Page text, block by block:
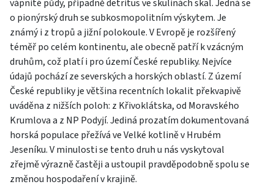
vápnité půdy, případně detritus ve skulinách skal. Jedná se
o pionýrský druh se subkosmopolitním výskytem. Je
známý i z tropů a jižní polokoule. V Evropě je rozšířený
téměř po celém kontinentu, ale obecně patří k vzácným
druhům, což platí i pro území České republiky. Nejvíce
údajů pochází ze severských a horských oblastí. Z území
České republiky je většina recentních lokalit překvapivě
uváděna z nižších poloh: z Křivoklátska, od Moravského
Krumlova a z NP Podyjí. Jediná prozatím dokumentovaná
horská populace přežívá ve Velké kotlině v Hrubém
Jeseníku. V minulosti se tento druh u nás vyskytoval
zřejmě výrazně častěji a ustoupil pravděpodobně spolu se
změnou hospodaření v krajině.